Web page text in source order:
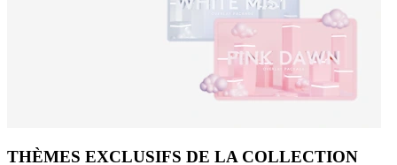
THÈMES EXCLUSIFS DE LA COLLECTION